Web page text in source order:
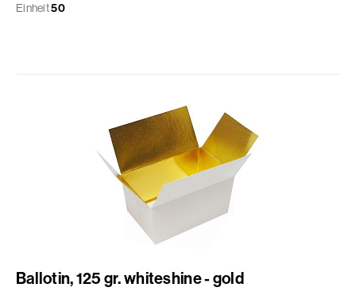
Einheit50
Ballotin, 125 gr. whiteshine - gold